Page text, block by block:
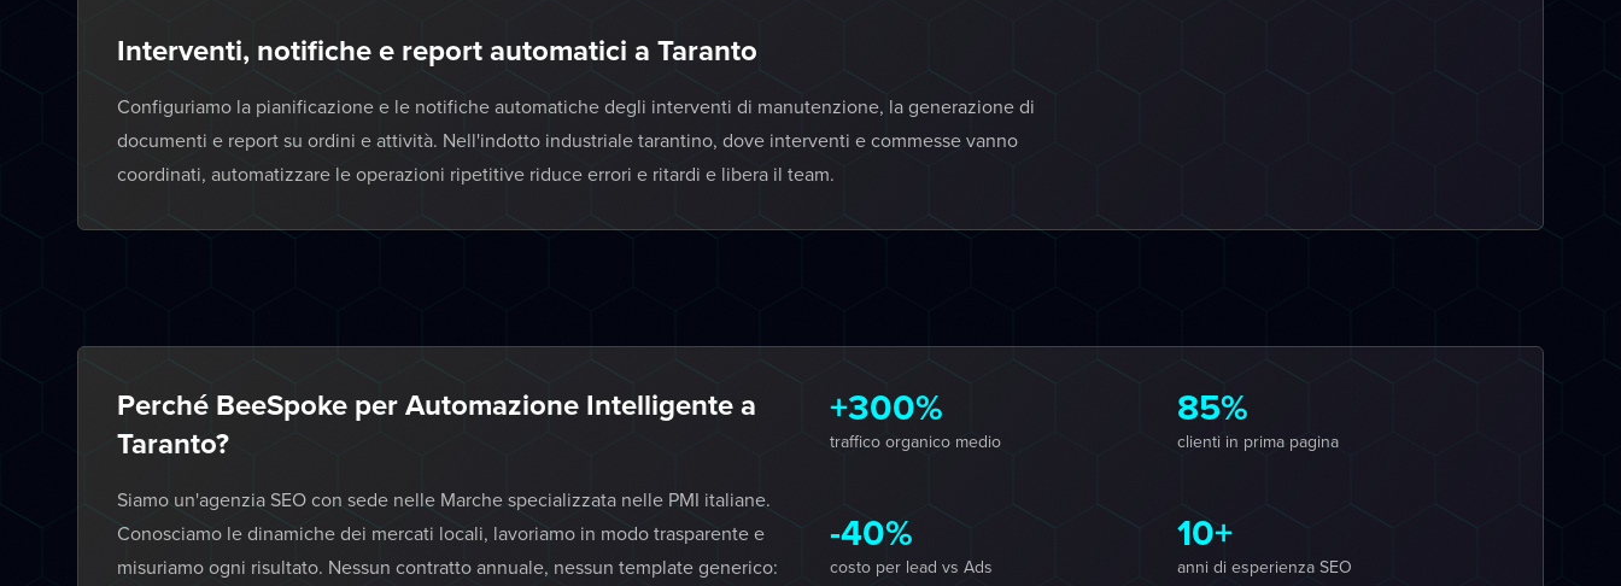
Interventi, notifiche e report automatici a Taranto
Configuriamo la pianificazione e le notifiche automatiche degli interventi di manutenzione, la generazione di
documenti e report su ordini e attività. Nell'indotto industriale tarantino, dove interventi e commesse vanno
coordinati, automatizzare le operazioni ripetitive riduce errori e ritardi e libera il team.
Perché BeeSpoke per Automazione Intelligente a
Taranto?
Siamo un'agenzia SEO con sede nelle Marche specializzata nelle PMI italiane.
Conosciamo le dinamiche dei mercati locali, lavoriamo in modo trasparente e
misuriamo ogni risultato. Nessun contratto annuale, nessun template generico:
+300%
traffico organico medio
85%
clienti in prima pagina
-40%
costo per lead vs Ads
10+
anni di esperienza SEO